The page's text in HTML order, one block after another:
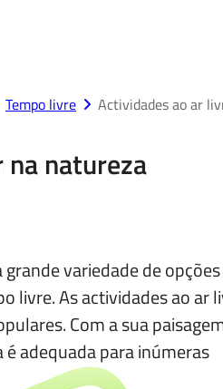
Tempo livre Actividades ao ar
na natureza
variedade de opções
livre. As actividades ao ar
Com a sua
é adequada para inúmeras